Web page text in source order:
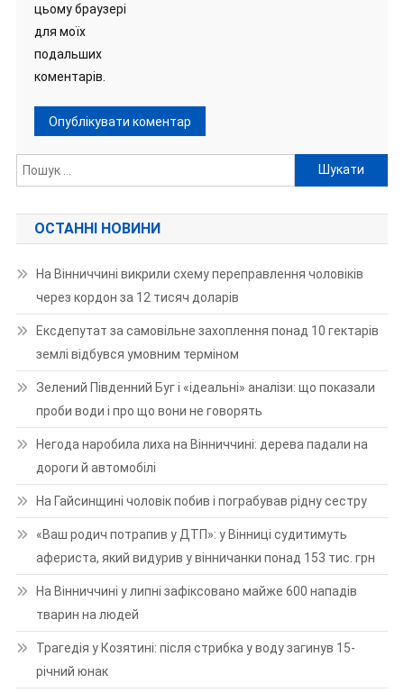
цьому браузері
для моїх
подальших
коментарів.
Пошук:
ОСТАННІ НОВИНИ
На Вінниччині викрили схему переправлення чоловіків
через кордон за 12 тисяч доларів
Ексдепутат за самовільне захоплення понад 10 гектарів
землі відбувся умовним терміном
Зелений Південний Буг і «ідеальні» аналізи: що показали
проби води і про що вони не говорять
Негода наробила лиха на Вінниччині: дерева падали на
дороги й автомобілі
На Гайсинщині чоловік побив і пограбував рідну сестру
«Ваш родич потрапив у ДТП»: у Вінниці судитимуть
афериста, який видурив у вінничанки понад 153 тис. грн
На Вінниччині у липні зафіксовано майже 600 нападів
тварин на людей
Трагедія у Козятині: після стрибка у воду загинув 15-
річний юнак